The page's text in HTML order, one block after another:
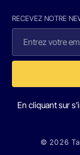
RECEVEZ NOTRE
En cliquant sur
© 2026